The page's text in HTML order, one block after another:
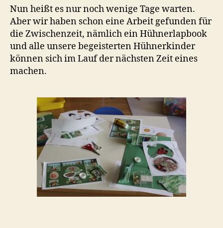
Nun heißt es nur noch wenige Tage warten.
Aber wir haben schon eine Arbeit gefunden für
die Zwischenzeit, nämlich ein Hühnerlapbook
und alle unsere begeisterten Hühnerkinder
können sich im Lauf der nächsten Zeit eines
machen.